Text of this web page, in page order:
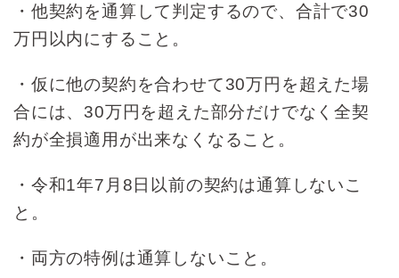
・他契約を通算して判定するので、合計で30
万円以内にすること。
・仮に他の契約を合わせて30万円を超えた場
合には、30万円を超えた部分だけでなく全契
約が全損適用が出来なくなること。
・令和1年7月8日以前の契約は通算しないこ
と。
・両方の特例は通算しないこと。